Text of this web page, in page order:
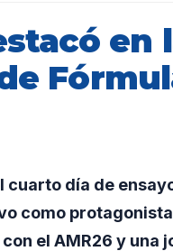
en
cuarto día de
como
el AMR26 y una